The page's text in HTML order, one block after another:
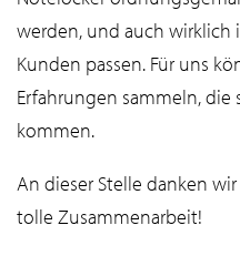
werden, und auch
Kunden passen. Für uns
Erfahrungen sammeln, die
kommen.
An dieser Stelle danken
tolle Zusammenarbeit!